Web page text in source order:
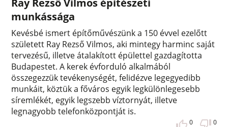
munkássága
Kevésbé ismert építőművészünk a 150 évvel ezelőtt
született Ray Rezső Vilmos, aki mintegy harminc saját
tervezésű, illetve átalakított épülettel gazdagította
Budapestet. A kerek évforduló alkalmából
összegezzük tevékenységét, felidézve legegyedibb
munkáit, köztük a főváros egyik legkülönlegesebb
síremlékét, egyik legszebb víztornyát, illetve
legnagyobb telefonközpontját is.
0 0